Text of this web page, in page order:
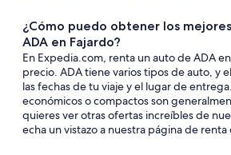
¿Cómo puedo obtener los
ADA en Fajardo?
En Expedia.com, renta un auto de ADA
precio. ADA tiene varios tipos de auto, y
las fechas de tu viaje y el lugar de
económicos o compactos son
quieres ver otras ofertas increíbles de
echa un vistazo a nuestra página de renta